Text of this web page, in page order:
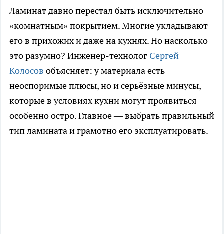
Ламинат давно перестал быть исключительно
«комнатным» покрытием. Многие укладывают
его в прихожих и даже на кухнях. Но насколько
это разумно? Инженер-технолог Сергей
Колосов объясняет: у материала есть
неоспоримые плюсы, но и серьёзные минусы,
которые в условиях кухни могут проявиться
особенно остро. Главное — выбрать правильный
тип ламината и грамотно его эксплуатировать.